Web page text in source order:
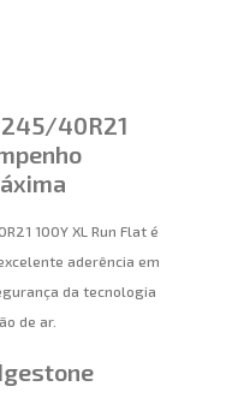
40R21
100Y XL Run Flat é
aderência em
da tecnologia
de ar.